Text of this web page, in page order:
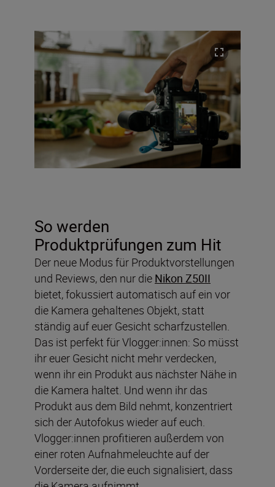
So werden
Produktprüfungen zum Hit
Der neue Modus für Produktvorstellungen
und Reviews, den nur die Nikon Z50II
bietet, fokussiert automatisch auf ein vor
die Kamera gehaltenes Objekt, statt
ständig auf euer Gesicht scharfzustellen.
Das ist perfekt für Vlogger:innen: So müsst
ihr euer Gesicht nicht mehr verdecken,
wenn ihr ein Produkt aus nächster Nähe in
die Kamera haltet. Und wenn ihr das
Produkt aus dem Bild nehmt, konzentriert
sich der Autofokus wieder auf euch.
Vlogger:innen profitieren außerdem von
einer roten Aufnahmeleuchte auf der
Vorderseite der, die euch signalisiert, dass